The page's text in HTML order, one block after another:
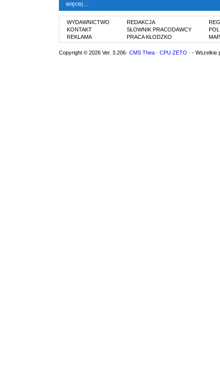
więcej…
WYDAWNICTWO
KONTAKT
REKLAMA
REDAKCJA
SŁOWNIK PRACODAWCY
PRACA KŁODZKO
Copyright © 2026 Ver. 3.206· CMS Thea · CPU ZETO · - Wszelkie